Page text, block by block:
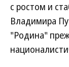
с ростом и
Владимира
"Родина"